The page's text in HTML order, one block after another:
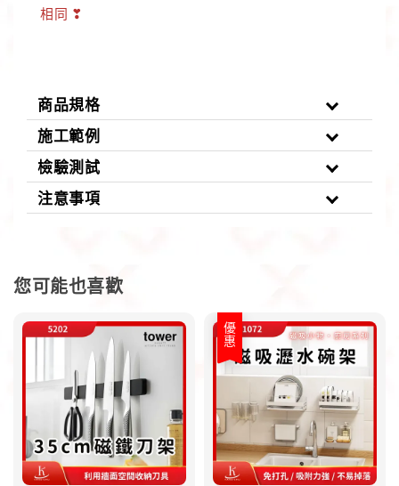
相同 ❣
商品規格
施工範例
檢驗測試
注意事項
您可能也喜歡
優惠